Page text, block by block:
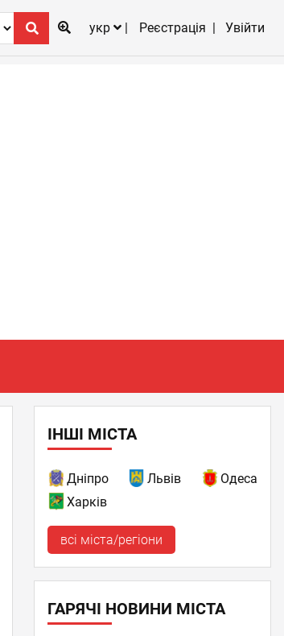
укр
Реєстрація Увійти
ІНШІ МІСТА
Дніпро Львів
Одеса
Харків
всі міста/регіони
ГАРЯЧІ НОВИНИ МІСТА